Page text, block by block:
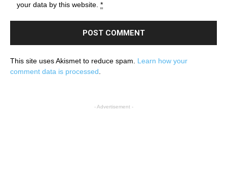
your data by this website. *
This site uses Akismet to reduce spam. Learn how your
comment data is processed.
- Advertisement -